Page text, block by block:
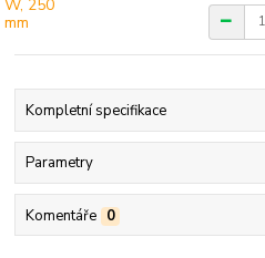
Kompletní specifikace
Parametry
Komentáře 0